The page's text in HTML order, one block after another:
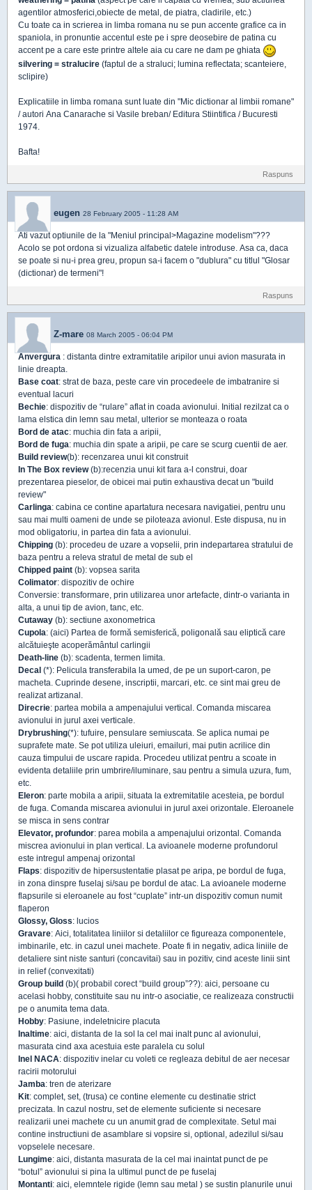
agentilor atmosferici,obiecte de metal, de piatra, cladirile, etc.)
Cu toate ca in scrierea in limba romana nu se pun accente grafice ca in
spaniola, in pronuntie accentul este pe i spre deosebire de patina cu
accent pe a care este printre altele aia cu care ne dam pe ghiata
silvering = stralucire (faptul de a straluci; lumina reflectata; scanteiere,
sclipire)
Explicatiile in limba romana sunt luate din "Mic dictionar al limbii romane"
/ autori Ana Canarache si Vasile breban/ Editura Stiintifica / Bucuresti
1974.
Bafta!
Raspuns
eugen 28 February 2005 - 11:28 AM
Ati vazut optiunile de la "Meniul principal>Magazine modelism"???
Acolo se pot ordona si vizualiza alfabetic datele introduse. Asa ca, daca
se poate si nu-i prea greu, propun sa-i facem o "dublura" cu titlul "Glosar
(dictionar) de termeni"!
Raspuns
Z-mare 08 March 2005 - 06:04 PM
Anvergura : distanta dintre extramitatile aripilor unui avion masurata in
linie dreapta.
Base coat: strat de baza, peste care vin procedeele de imbatranire si
eventual lacuri
Bechie: dispozitiv de “rulare” aflat in coada avionului. Initial rezilzat ca o
lama elstica din lemn sau metal, ulterior se monteaza o roata
Bord de atac: muchia din fata a aripii,
Bord de fuga: muchia din spate a aripii, pe care se scurg cuentii de aer.
Build review(b): recenzarea unui kit construit
In The Box review(b):recenzia unui kit fara a-l construi, doar
prezentarea pieselor, de obicei mai putin exhaustiva decat un "build
review"
Carlinga: cabina ce contine apartatura necesara navigatiei, pentru unu
sau mai multi oameni de unde se piloteaza avionul. Este dispusa, nu in
mod obligatoriu, in partea din fata a avionului.
Chipping (b): procedeu de uzare a vopselii, prin indepartarea stratului de
baza pentru a releva stratul de metal de sub el
Chipped paint (b): vopsea sarita
Colimator: dispozitiv de ochire
Conversie: transformare, prin utilizarea unor artefacte, dintr-o varianta in
alta, a unui tip de avion, tanc, etc.
Cutaway (b): sectiune axonometrica
Cupola: (aici) Partea de formă semisferică, poligonală sau eliptică care
alcătuieşte acoperământul carlingii
Death-line (b): scadenta, termen limita.
Decal (*): Pelicula transferabila la umed, de pe un suport-caron, pe
macheta. Cuprinde desene, inscriptii, marcari, etc. ce sint mai greu de
realizat artizanal.
Direcrie: partea mobila a ampenajului vertical. Comanda miscarea
avionului in jurul axei verticale.
Drybrushing(*): tufuire, pensulare semiuscata. Se aplica numai pe
suprafete mate. Se pot utiliza uleiuri, emailuri, mai putin acrilice din
cauza timpului de uscare rapida. Procedeu utilizat pentru a scoate in
evidenta detaliile prin umbrire/iluminare, sau pentru a simula uzura, fum,
etc.
Eleron: parte mobila a aripii, situata la extremitatile acesteia, pe bordul
de fuga. Comanda miscarea avionului in jurul axei orizontale. Eleroanele
se misca in sens contrar
Elevator, profundor: parea mobila a ampenajului orizontal. Comanda
miscrea avionului in plan vertical. La avioanele moderne profundorul
este intregul ampenaj orizontal
Flaps: dispozitiv de hipersustentatie plasat pe aripa, pe bordul de fuga,
in zona dinspre fuselaj si/sau pe bordul de atac. La avioanele moderne
flapsurile si eleroanele au fost “cuplate” intr-un dispozitiv comun numit
flaperon
Glossy, Gloss: lucios
Gravare: Aici, totalitatea liniilor si detaliilor ce figureaza componentele,
imbinarile, etc. in cazul unei machete. Poate fi in negativ, adica liniile de
detaliere sint niste santuri (concavitai) sau in pozitiv, cind aceste linii sint
in relief (convexitati)
Group build (b)( probabil corect “build group”??): aici, persoane cu
acelasi hobby, constituite sau nu intr-o asociatie, ce realizeaza constructii
pe o anumita tema data.
Hobby: Pasiune, indeletnicire placuta
Inaltime: aici, distanta de la sol la cel mai inalt punc al avionului,
masurata cind axa acestuia este paralela cu solul
Inel NACA: dispozitiv inelar cu voleti ce regleaza debitul de aer necesar
racirii motorului
Jamba: tren de aterizare
Kit: complet, set, (trusa) ce contine elemente cu destinatie strict
precizata. In cazul nostru, set de elemente suficiente si necesare
realizarii unei machete cu un anumit grad de complexitate. Setul mai
contine instructiuni de asamblare si vopsire si, optional, adezilul si/sau
vopselele necesare.
Lungime: aici, distanta masurata de la cel mai inaintat punct de pe
“botul” avionului si pina la ultimul punct de pe fuselaj
Montanti: aici, elemntele rigide (lemn sau metal ) se sustin planurile unui